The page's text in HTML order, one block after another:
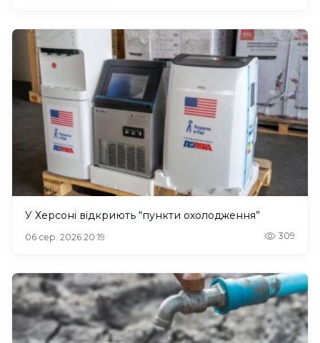
У Херсоні відкриють “пункти охолодження”
06 сер. 2026 20:19 309